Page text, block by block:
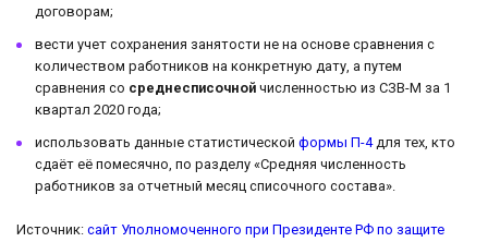
договорам;
вести учет сохранения занятости не на основе сравнения с
количеством работников на конкретную дату, а путем
сравнения со среднесписочной численностью из СЗВ-М за 1
квартал 2020 года;
использовать данные статистической формы П-4для тех, кто
сдаёт её помесячно, по разделу «Средняя численность
работников за отчетный месяц списочного состава».
Источник: сайт Уполномоченного при Президенте РФ по защите